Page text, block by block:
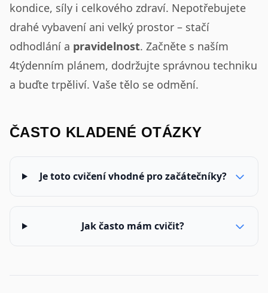
kondice, síly i celkového zdraví. Nepotřebujete
drahé vybavení ani velký prostor – stačí
odhodlání a pravidelnost. Začněte s naším
4týdenním plánem, dodržujte správnou techniku
a buďte trpěliví. Vaše tělo se odmění.
ČASTO KLADENÉ OTÁZKY
Je toto cvičení vhodné pro začátečníky?
Jak často mám cvičit?